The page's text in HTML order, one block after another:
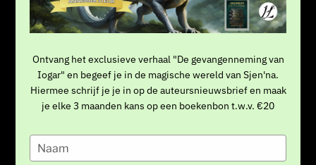
Ontvang het exclusieve verhaal "De gevangenneming van
Iogar" en begeef je in de magische wereld van Sjen'na.
Hiermee schrijf je je in op de auteursnieuwsbrief en maak
je elke 3 maanden kans op een boekenbon t.w.v. €20
Typ
je